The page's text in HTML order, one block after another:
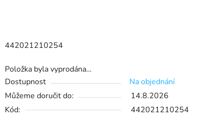
442021210254
Položka byla vyprodána…
Dostupnost
Na objednání
Můžeme doručit do:
14.8.2026
Kód:
442021210254